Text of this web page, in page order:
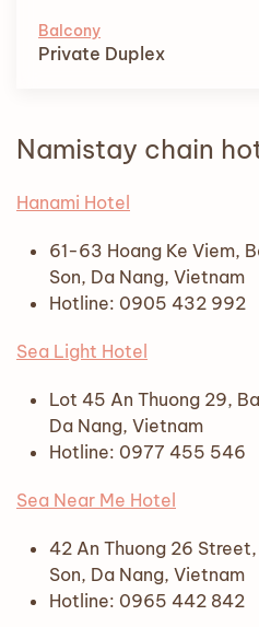
Balcony
Private Duplex
Namistay chain
Hanami Hotel
61-63 Hoang Ke Viem,
Son, Da Nang, Vietnam
Hotline: 0905 432 992
Sea Light Hotel
Lot 45 An Thuong 29,
Da Nang, Vietnam
Hotline: 0977 455 546
Sea Near Me Hotel
42 An Thuong 26
Son, Da Nang, Vietnam
Hotline: 0965 442 842